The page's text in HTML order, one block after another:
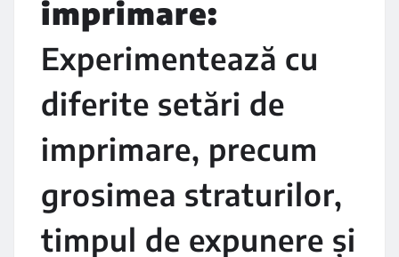
imprimare:
Experimentează cu
diferite setări de
imprimare, precum
grosimea straturilor,
timpul de expunere și